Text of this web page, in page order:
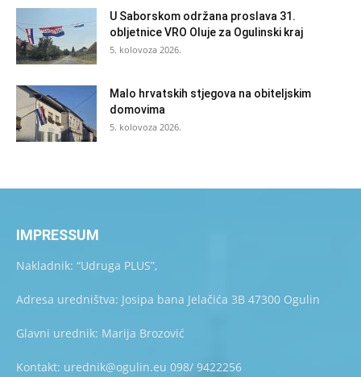
U Saborskom održana proslava 31.
obljetnice VRO Oluje za Ogulinski kraj
5. kolovoza 2026.
Malo hrvatskih stjegova na obiteljskim
domovima
5. kolovoza 2026.
IMPRESSUM
Nakladnik: “Udruga PLUS”,
Adresa uredništva: Josipa bana Jelačića 3B 47300 Ogulin
Glavni urednik: Marija Brozović
Kontakt: urednik@ogulin.eu 098/ 9422256